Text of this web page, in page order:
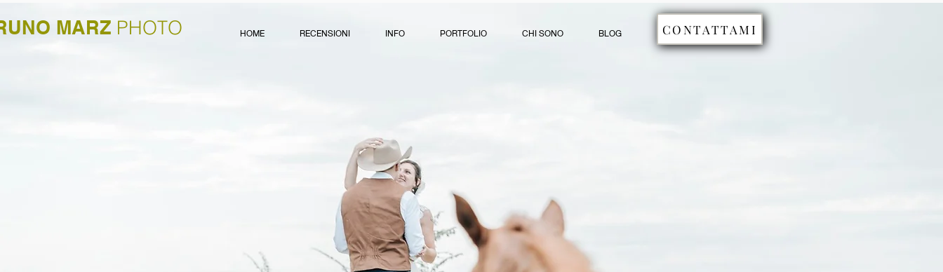
MARZ PHOTO HOME RECENSIONI INFO PORTFOLIO CHI SONO BLOG CONTATTAMI